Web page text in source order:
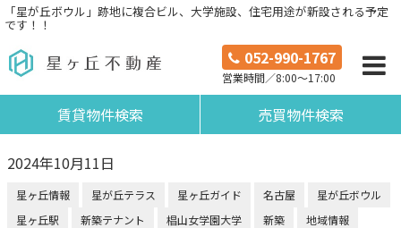
「星が丘ボウル」跡地に複合ビル、大学施設、住宅用途が新設される予定
です！！
052-990-1767
営業時間／8:00～17:00
賃貸物件検索 売買物件検索
2024年10月11日
星ヶ丘情報 星が丘テラス 星ヶ丘ガイド 名古屋
星が丘ボウル
星ヶ丘駅
新築テナント 椙山女学園大学 新築
地域情報